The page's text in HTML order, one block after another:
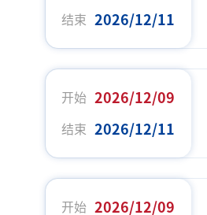
结束 2026/12/11
开始 2026/12/09
结束 2026/12/11
开始 2026/12/09